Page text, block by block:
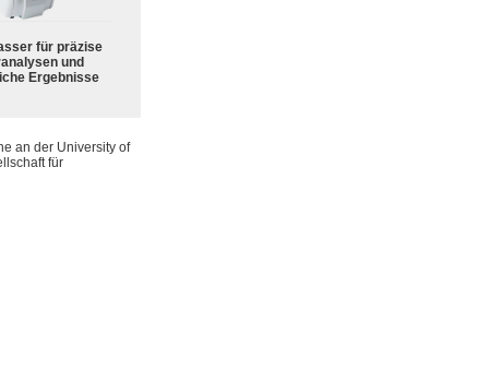
für präzise
und
Ergebnisse
an der University of
für